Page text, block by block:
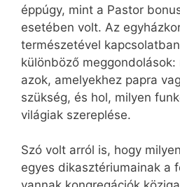
éppúgy, mint a Pastor
esetében volt. Az
természetével
különböző
azok, amelyekhez papra
szükség, és hol, milyen
világiak szereplése.
Szó volt arról is, hogy
egyes dikasztériumainak a